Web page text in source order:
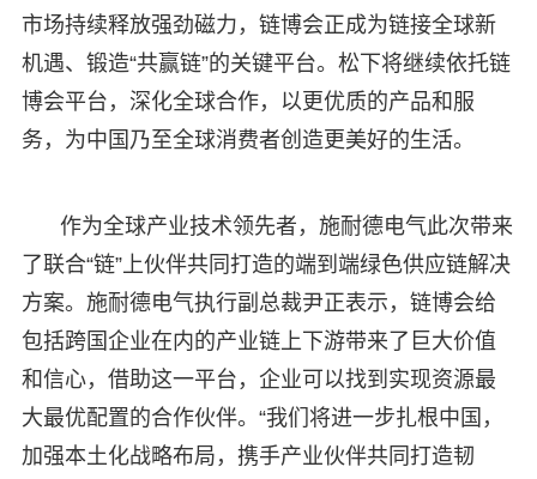
市场持续释放强劲磁力，链博会正成为链接全球新
机遇、锻造“共赢链”的关键平台。松下将继续依托链
博会平台，深化全球合作，以更优质的产品和服
务，为中国乃至全球消费者创造更美好的生活。
作为全球产业技术领先者，施耐德电气此次带来
了联合“链”上伙伴共同打造的端到端绿色供应链解决
方案。施耐德电气执行副总裁尹正表示，链博会给
包括跨国企业在内的产业链上下游带来了巨大价值
和信心，借助这一平台，企业可以找到实现资源最
大最优配置的合作伙伴。“我们将进一步扎根中国，
加强本土化战略布局，携手产业伙伴共同打造韧